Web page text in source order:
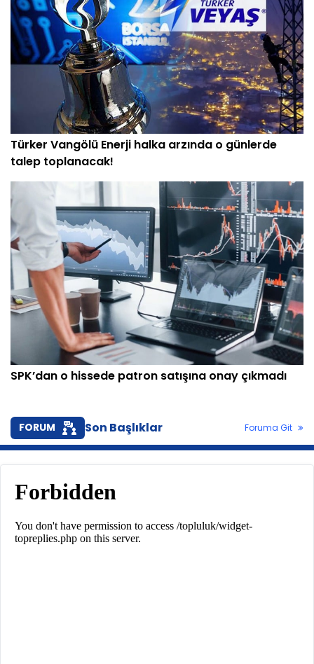
Türker Vangölü Enerji halka arzında o günlerde
talep toplanacak!
SPK’dan o hissede patron satışına onay çıkmadı
FORUM Son Başlıklar Foruma Git